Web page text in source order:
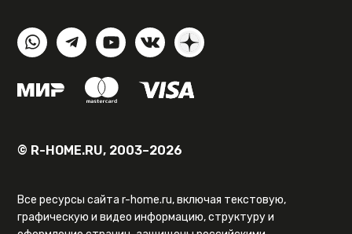
© R-HOME.RU, 2003–2026
Все ресурсы сайта r-home.ru, включая текстовую,
графическую и видео информацию, структуру и